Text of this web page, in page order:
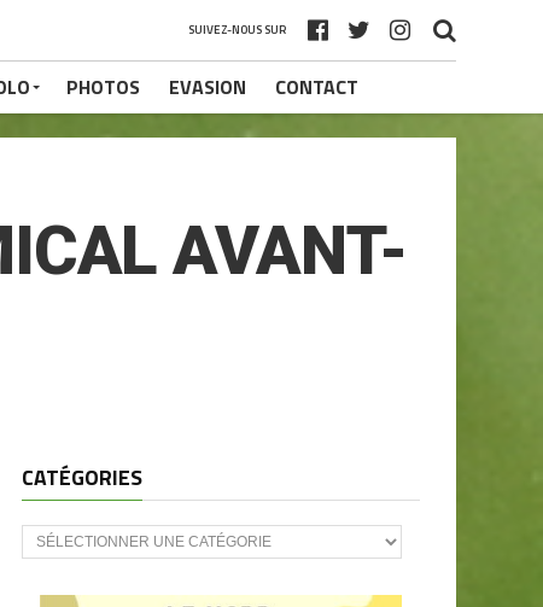
SUIVEZ-NOUS SUR
PHOTOS EVASION CONTACT
AVANT-
CATÉGORIES
CATÉGORIES